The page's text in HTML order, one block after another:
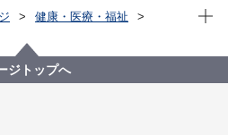
健康・医療・福祉
ビス
録（情報登録事業）
現在
ジトップへ